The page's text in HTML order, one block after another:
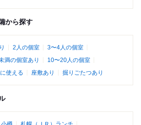
から探す
2人の個室
3〜4人の個室
満の個室あり
10〜20人の個室
使える 座敷あり 掘りごたつあり